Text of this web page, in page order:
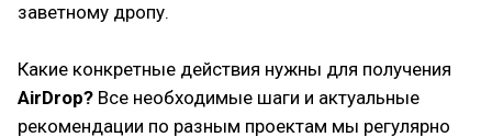
заветному дропу.
Какие конкретные действия нужны для получения
AirDrop? Все необходимые шаги и актуальные
рекомендации по разным проектам мы регулярно